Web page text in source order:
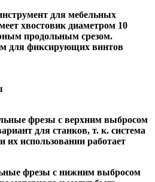
для мебельных
хвостовик диаметром 10
продольным срезом.
для фиксирующих винтов
фрезы с верхним выбросом
для станков, т. к. система
использовании работает
фрезы с нижним выбросом